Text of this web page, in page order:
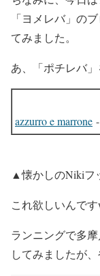
「ヨメレバ」の
てみました。
あ、「ポチレバ
azzurro e marrone
▲懐かしのNikiフ
これ欲しいんで
ランニングで多
してみましたが